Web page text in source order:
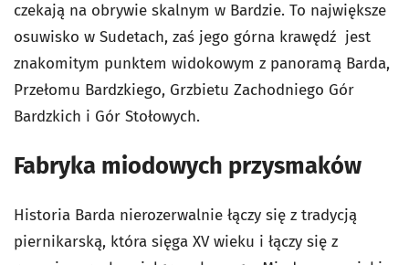
czekają na obrywie skalnym w Bardzie. To największe
osuwisko w Sudetach, zaś jego górna krawędź jest
znakomitym punktem widokowym z panoramą Barda,
Przełomu Bardzkiego, Grzbietu Zachodniego Gór
Bardzkich i Gór Stołowych.
Fabryka miodowych przysmaków
Historia Barda nierozerwalnie łączy się z tradycją
piernikarską, która sięga XV wieku i łączy się z